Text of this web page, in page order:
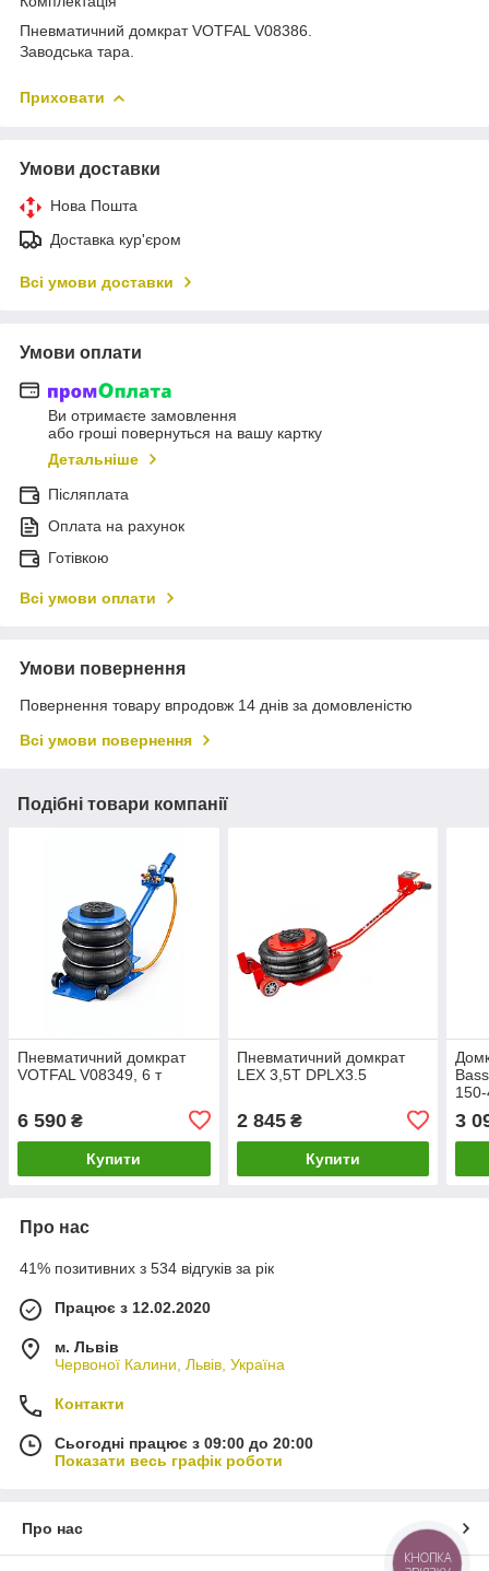
Пневматичний домкрат VOTFAL V08386.
Заводська тара.
Приховати
Умови доставки
Нова Пошта
Доставка кур'єром
Всі умови доставки
Умови оплати
Ви отримаєте замовлення
або гроші повернуться на вашу картку
Детальніше
Післяплата
Оплата на рахунок
Готівкою
Всі умови оплати
Умови повернення
Повернення товару впродовж 14 днів за домовленістю
Всі умови повернення
Подібні товари компанії
Пневматичний домкрат
VOTFAL V08349, 6 т
6 590 ₴
Купити
Пневматичний домкрат
LEX 3,5Т DPLX3.5
2 845₴
Купити
3
Про нас
41% позитивних з 534 відгуків за рік
Працює з 12.02.2020
м. Львів
Червоної Калини, Львів, Україна
Контакти
Сьогодні працює з 09:00 до 20:00
Показати весь графік роботи
Про нас
КНОПКА